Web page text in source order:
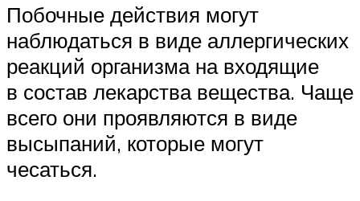
Побочные действия могут
наблюдаться в виде аллергических
реакций организма на входящие
в состав лекарства вещества. Чаще
всего они проявляются в виде
высыпаний, которые могут
чесаться.